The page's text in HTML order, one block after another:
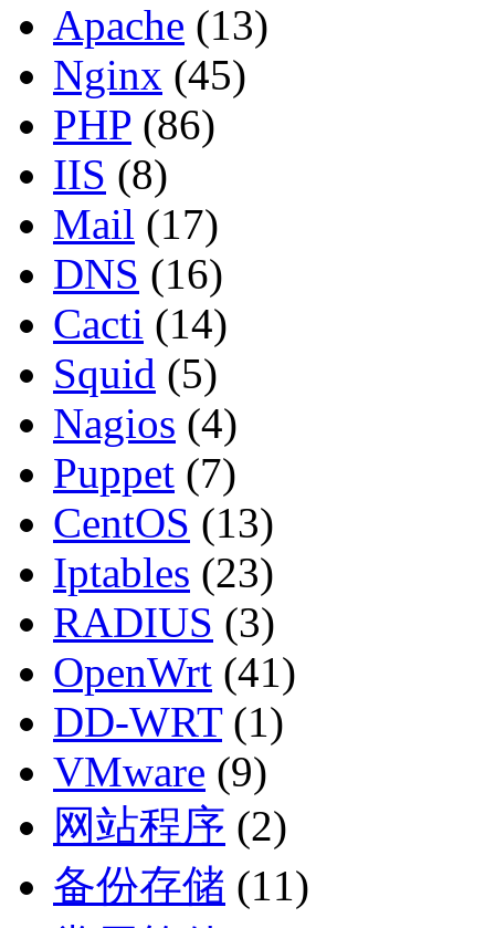
Apache (13)
Nginx (45)
PHP (86)
IIS (8)
Mail (17)
DNS (16)
Cacti (14)
Squid (5)
Nagios (4)
Puppet (7)
CentOS (13)
Iptables (23)
RADIUS (3)
OpenWrt (41)
DD-WRT(1)
VMware (9)
网站程序 (2)
备份存储 (11)